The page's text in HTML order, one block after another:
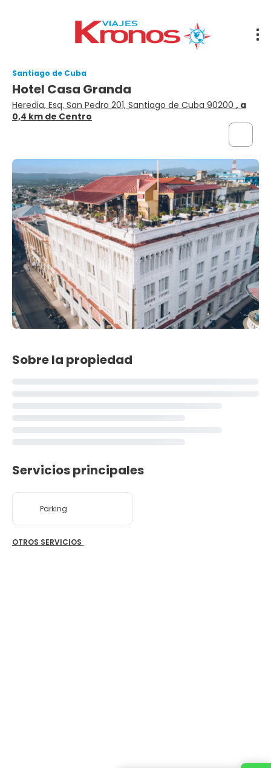
Santiago de Cuba
Hotel Casa Granda
Heredia, Esq. San Pedro 201, Santiago de Cuba 90200 , a
0,4 km de Centro
Sobre la propiedad
Servicios principales
Parking
OTROS SERVICIOS